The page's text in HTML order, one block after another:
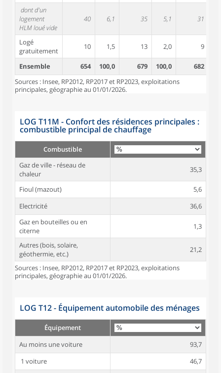
dont d'un
logement
HLM loué vide
40 6,1 35 5,1 31
Logé
gratuitement
10 1,5 13 2,0 9
Ensemble 654 100,0 679 100,0 682
Sources : Insee, RP2012, RP2017 et RP2023, exploitations
principales, géographie au 01/01/2026.
LOG T11M - Confort des résidences principales :
combustible principal de chauffage
Combustible
Gaz de ville - réseau de
chaleur
35,3
Fioul (mazout)
5,6
Electricité
36,6
Gaz en bouteilles ou en
citerne
1,3
Autres (bois, solaire,
géothermie, etc.)
21,2
Sources : Insee, RP2012, RP2017 et RP2023, exploitations
principales, géographie au 01/01/2026.
LOG T12 - Équipement automobile des ménages
Équipement
Au moins une voiture
93,7
1 voiture
46,7